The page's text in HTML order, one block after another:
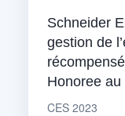
Schneider
gestion de
Honoree
CES 2023